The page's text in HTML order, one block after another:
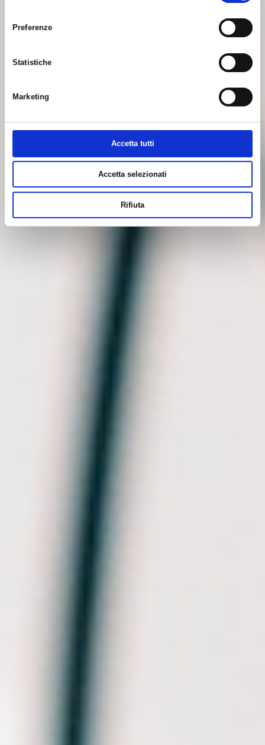
Preferenze
Statistiche
Marketing
Accetta tutti
Accetta selezionati
Rifiuta